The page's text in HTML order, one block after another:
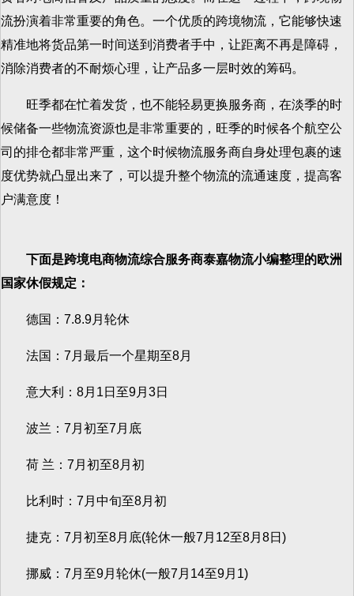
流扮演着非常重要的角色。一个优质的跨境物流，它能够快速
精准地将货品第一时间送到消费者手中，让距离不再是障碍，
消除消费者的不耐烦心理，让产品多一层时效的筹码。
旺季都在忙着发货，也不能轻易更换服务商，在淡季的时
候储备一些物流资源也是非常重要的，旺季的时候各个航空公
司的排仓都非常严重，这个时候物流服务商自身处理包裹的速
度优势就凸显出来了，可以提升整个物流的流通速度，提高客
户满意度！
下面是跨境电商物流综合服务商泰嘉物流小编整理的欧洲
国家休假规定：
德国：7.8.9月轮休
法国：7月最后一个星期至8月
意大利：8月1日至9月3日
波兰：7月初至7月底
荷 兰：7月初至8月初
比利时：7月中旬至8月初
捷克：7月初至8月底(轮休一般7月12至8月8日)
挪威：7月至9月轮休(一般7月14至9月1)